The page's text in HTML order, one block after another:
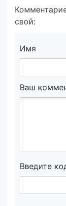
свой:
Имя
Ваш
Введите